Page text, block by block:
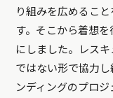
り組みを広めるこ
す。そこから着想
にしました。レス
ではない形で協力
ンディングのプロ